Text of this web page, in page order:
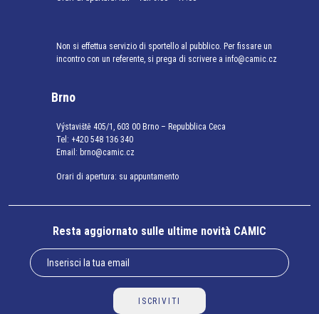
Non si effettua servizio di sportello al pubblico. Per fissare un
incontro con un referente, si prega di scrivere a info@camic.cz
Brno
Výstaviště 405/1, 603 00 Brno – Repubblica Ceca
Tel: +420 548 136 340
Email: brno@camic.cz
Orari di apertura: su appuntamento
Resta aggiornato sulle ultime novità CAMIC
ISCRIVITI